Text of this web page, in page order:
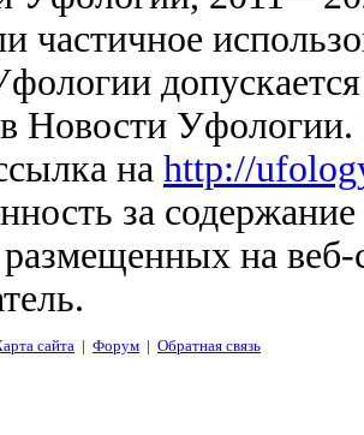
частичное
Новости
на http://
за
на
сайта | Форум | Обратная связь